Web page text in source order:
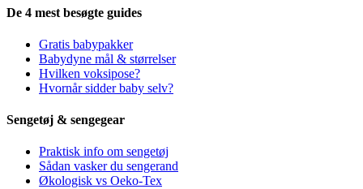
De 4 mest besøgte guides
Gratis babypakker
Babydyne mål & størrelser
Hvilken voksipose?
Hvornår sidder baby selv?
Sengetøj & sengegear
Praktisk info om sengetøj
Sådan vasker du sengerand
Økologisk vs Oeko-Tex